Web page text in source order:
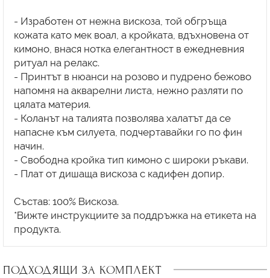
- Изработен от нежна вискоза, той обгръща
кожата като мек воал, а кройката, вдъхновена от
кимоно, внася нотка елегантност в ежедневния
ритуал на релакс.
- Принтът в нюанси на розово и пудрено бежово
напомня на акварелни листа, нежно разляти по
цялата материя.
- Коланът на талията позволява халатът да се
напасне към силуета, подчертавайки го по фин
начин.
- Свободна кройка тип кимоно с широки ръкави.
- Плат от дишаща вискоза с кадифен допир.
Състав: 100% Вискоза.
*Вижте инструкциите за поддръжка на етикета на
ПОДХОДЯЩИ ЗА КОМПЛЕКТ